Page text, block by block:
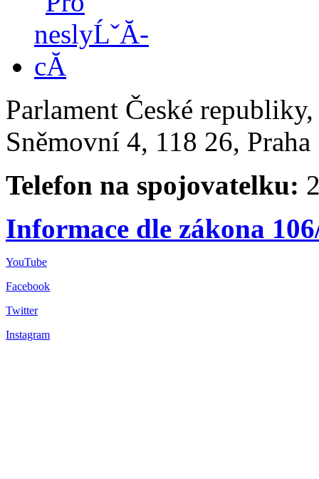
Parlament České
Sněmovní 4, 118 26,
Telefon na spojovatelku:
Informace dle zákona
YouTube
Facebook
Twitter
Instagram